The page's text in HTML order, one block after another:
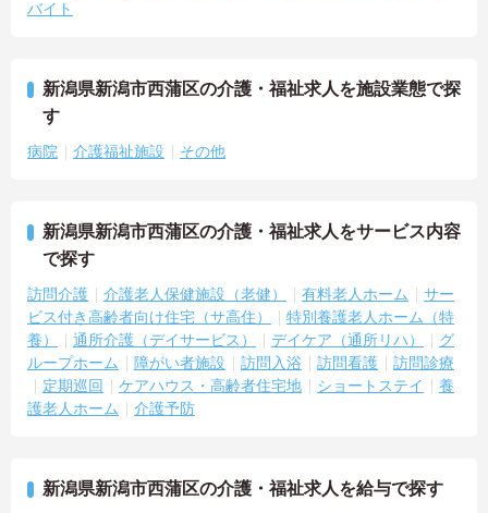
バイト
新潟県新潟市西蒲区の介護・福祉求人を施設業態で探
す
病院 介護福祉施設 その他
新潟県新潟市西蒲区の介護・福祉求人をサービス内容
で探す
訪問介護 介護老人保健施設（老健） 有料老人ホーム
サー
ビス付き高齢者向け住宅（サ高住）
特別養護老人ホーム（特
養）
通所介護（デイサービス） デイケア（通所リハ）
グ
ループホーム
障がい者施設 訪問入浴 訪問看護
訪問診療
定期巡回
ケアハウス・高齢者住宅地 ショートステイ
養
護老人ホーム
介護予防
新潟県新潟市西蒲区の介護・福祉求人を給与で探す